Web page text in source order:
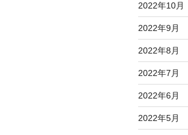
2022年10月
2022年9月
2022年8月
2022年7月
2022年6月
2022年5月